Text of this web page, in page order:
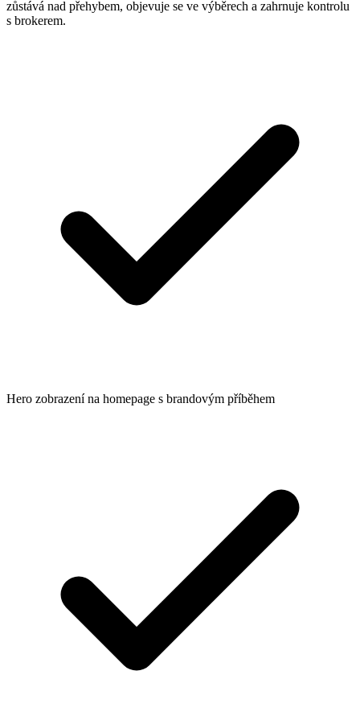
zůstává nad přehybem, objevuje se ve výběrech a zahrnuje kontrolu
s brokerem.
Hero zobrazení na homepage s brandovým příběhem